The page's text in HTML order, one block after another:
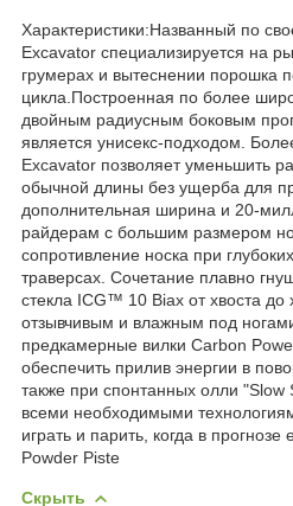
Характеристики:Названный по
Excavator специализируется на
грумерах и вытеснении порошка
цикла.Построенная по более
двойным радиусным боковым
является унисекс-подходом.
Excavator позволяет уменьшить
обычной длины без ущерба для
дополнительная ширина и 20-
райдерам с большим размером
сопротивление носка при
траверсах. Сочетание плавно
стекла ICG™ 10 Biax от хвоста до
отзывчивым и влажным под
предкамерные вилки Carbon
обеспечить прилив энергии в
также при спонтанных олли
всеми необходимыми
играть и парить, когда в
Powder Piste
Скрыть